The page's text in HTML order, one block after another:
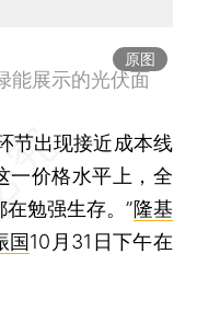
原图
能展示的光伏面
节出现接近成本线
一价格水平上，全
勉强生存。”隆基
国10月31日下午在